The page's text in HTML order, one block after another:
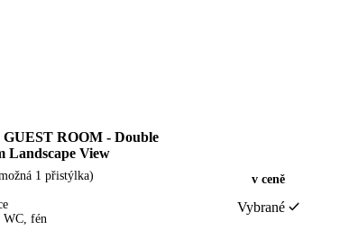
ROOM - Double
Landscape View
1 přistýlka)
WC, fén
v ceně
Vybrané